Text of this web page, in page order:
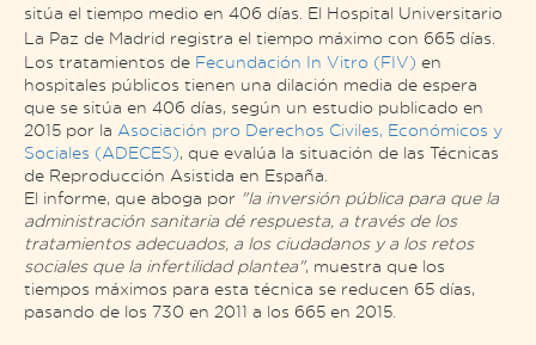
sitúa el tiempo medio en 406 días. El Hospital Universitario
La Paz de Madrid registra el tiempo máximo con 665 días.
Los tratamientos de Fecundación In Vitro (FIV) en
hospitales públicos tienen una dilación media de espera
que se sitúa en 406 días, según un estudio publicado en
2015 por la Asociación pro Derechos Civiles, Económicos y
Sociales (ADECES), que evalúa la situación de las Técnicas
de Reproducción Asistida en España.
El informe, que aboga por "la inversión pública para que la
administración sanitaria dé respuesta, a través de los
tratamientos adecuados, a los ciudadanos y a los retos
sociales que la infertilidad plantea", muestra que los
tiempos máximos para esta técnica se reducen 65 días,
pasando de los 730 en 2011 a los 665 en 2015.